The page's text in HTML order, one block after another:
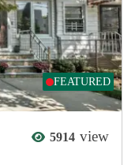
FEATURED
5914 view